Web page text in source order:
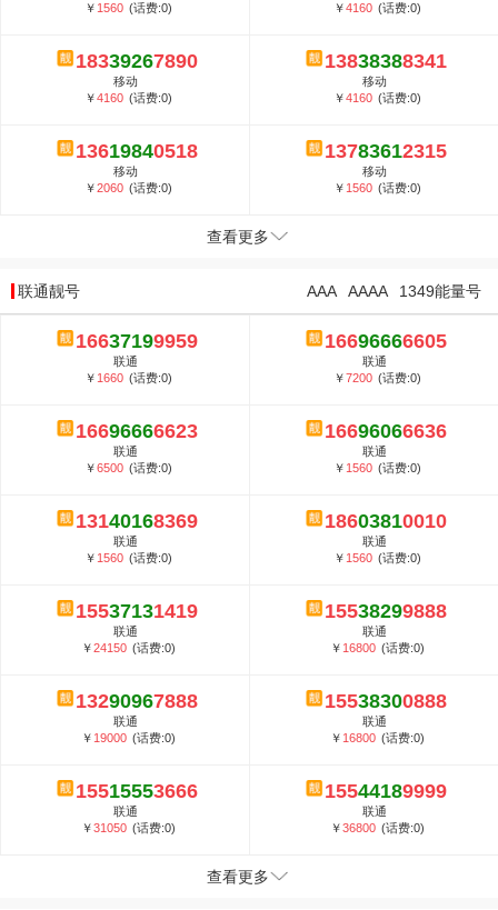
￥ 1560 (话费:0)
￥4160 (话费:0)
18339267890
移动
￥4160 (话费:0)
13838388341
移动
￥4160 (话费:0)
13619840518
移动
￥2060 (话费:0)
13783612315
移动
￥ 1560 (话费:0)
查看更多
联通靓号 1349能量号
AAAA
AAA
16637199959
联通
￥ 1660 (话费:0)
16696666605
联通
￥7200 (话费:0)
16696666623
联通
￥6500 (话费:0)
16696066636
联通
￥ 1560 (话费:0)
13140168369
联通
￥ 1560 (话费:0)
18603810010
联通
￥ 1560 (话费:0)
15537131419
联通
￥24150 (话费:0)
15538299888
联通
￥ 16800 (话费:0)
13290967888
联通
￥ 19000 (话费:0)
15538300888
联通
￥ 16800 (话费:0)
15515553666
联通
￥31050 (话费:0)
15544189999
联通
￥36800 (话费:0)
查看更多